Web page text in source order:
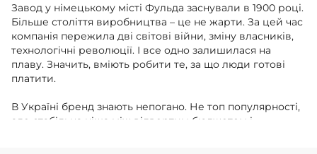
Завод у німецькому місті Фульда заснували в 1900 році.
Більше століття виробництва – це не жарти. За цей час
компанія пережила дві світові війни, зміну власників,
технологічні революції. І все одно залишилася на
плаву. Значить, вміють робити те, за що люди готові
платити.
В Україні бренд знають непогано. Не топ популярності,
але стабільна ніша між відвертим бюджетом і